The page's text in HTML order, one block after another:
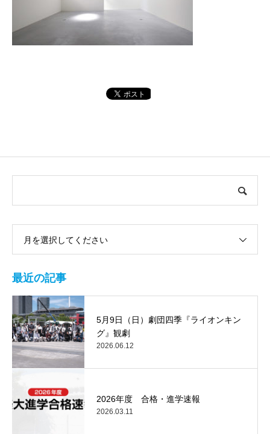
月を選択してください
最近の記事
5月9日（日）劇団四季『ライオンキン
グ』観劇
2026.06.12
2026年度 合格・進学速報
2026.03.11